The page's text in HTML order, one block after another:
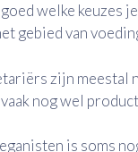
welke keuzes
gebied van
zijn meestal
nog wel
is soms